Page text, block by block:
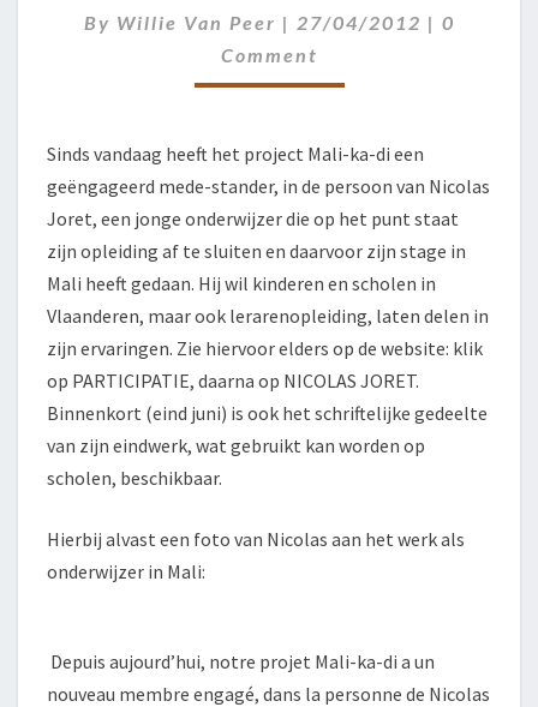
D’
ENSEIGNANTS
By Willie Van Peer | 27/04/2012 | 0
Comment
Sinds vandaag heeft het project Mali-ka-di een
geëngageerd mede-stander, in de persoon van Nicolas
Joret, een jonge onderwijzer die op het punt staat
zijn opleiding af te sluiten en daarvoor zijn stage in
Mali heeft gedaan. Hij wil kinderen en scholen in
Vlaanderen, maar ook lerarenopleiding, laten delen in
zijn ervaringen. Zie hiervoor elders op de website: klik
op PARTICIPATIE, daarna op NICOLAS JORET.
Binnenkort (eind juni) is ook het schriftelijke gedeelte
van zijn eindwerk, wat gebruikt kan worden op
scholen, beschikbaar.
Hierbij alvast een foto van Nicolas aan het werk als
onderwijzer in Mali:
Depuis aujourd’hui, notre projet Mali-ka-di a un
nouveau membre engagé, dans la personne de Nicolas